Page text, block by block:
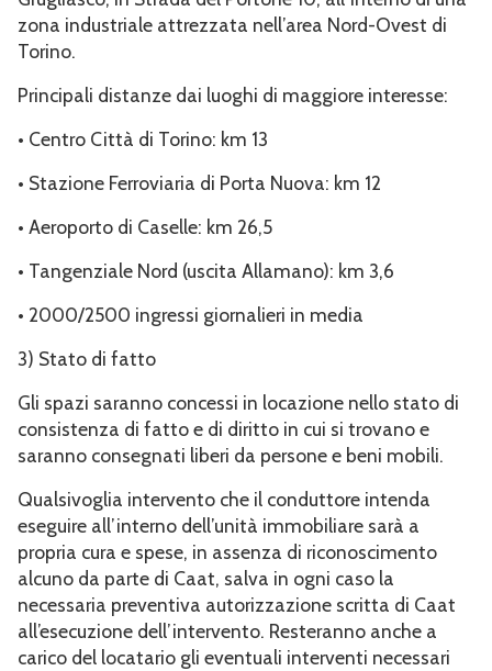
zona industriale attrezzata nell’area Nord-Ovest di
Torino.
Principali distanze dai luoghi di maggiore interesse:
• Centro Città di Torino: km 13
• Stazione Ferroviaria di Porta Nuova: km 12
• Aeroporto di Caselle: km 26,5
• Tangenziale Nord (uscita Allamano): km 3,6
• 2000/2500 ingressi giornalieri in media
3) Stato di fatto
Gli spazi saranno concessi in locazione nello stato di
consistenza di fatto e di diritto in cui si trovano e
saranno consegnati liberi da persone e beni mobili.
Qualsivoglia intervento che il conduttore intenda
eseguire all’interno dell’unità immobiliare sarà a
propria cura e spese, in assenza di riconoscimento
alcuno da parte di Caat, salva in ogni caso la
necessaria preventiva autorizzazione scritta di Caat
all’esecuzione dell’intervento. Resteranno anche a
carico del locatario gli eventuali interventi necessari